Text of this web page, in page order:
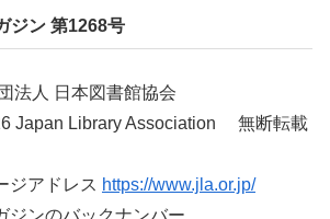
ン 第1268号
法人 日本図書館協会
Library Association 無断転載
アドレス https://www.jla.or.jp/
ンのバックナンバー